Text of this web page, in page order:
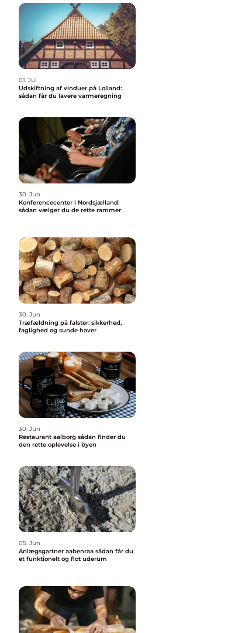
01. Jul
Udskiftning af vinduer på Lolland:
sådan får du lavere varmeregning
30. Jun
Konferencecenter i Nordsjælland:
sådan vælger du de rette rammer
30. Jun
Træfældning på falster: sikkerhed,
faglighed og sunde haver
30. Jun
Restaurant aalborg sådan finder du
den rette oplevelse i byen
05. Jun
Anlægsgartner aabenraa sådan får du
et funktionelt og flot uderum